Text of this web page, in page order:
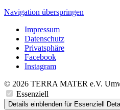
Navigation überspringen
Impressum
Datenschutz
Privatsphäre
Facebook
Instagram
© 2026 TERRA MATER e.V.
Essenziell
Details einblenden für Essenziell